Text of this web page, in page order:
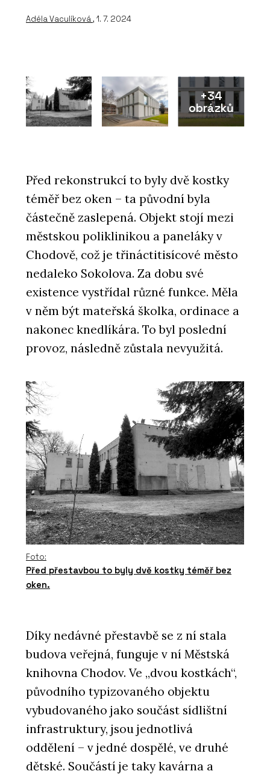
Adéla Vaculíková, 1. 7. 2024
+34
obrázků
Před rekonstrukcí to byly dvě kostky
téměř bez oken – ta původní byla
částečně zaslepená. Objekt stojí mezi
městskou poliklinikou a paneláky v
Chodově, což je třináctitisícové město
nedaleko Sokolova. Za dobu své
existence vystřídal různé funkce. Měla
v něm být mateřská školka, ordinace a
nakonec knedlíkára. To byl poslední
provoz, následně zůstala nevyužitá.
Foto:
Před přestavbou to byly dvě kostky téměř bez
oken.
Díky nedávné přestavbě se z ní stala
budova veřejná, funguje v ní Městská
knihovna Chodov. Ve „dvou kostkách“,
původního typizovaného objektu
vybudovaného jako součást sídlištní
infrastruktury, jsou jednotlivá
oddělení – v jedné dospělé, ve druhé
dětské. Součástí je taky kavárna a